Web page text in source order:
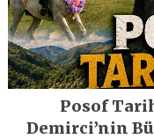
Posof
Demirci’nin